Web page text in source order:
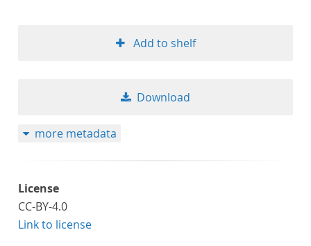
Add to shelf
Download
more metadata
License
CC-BY-4.0
Link to license